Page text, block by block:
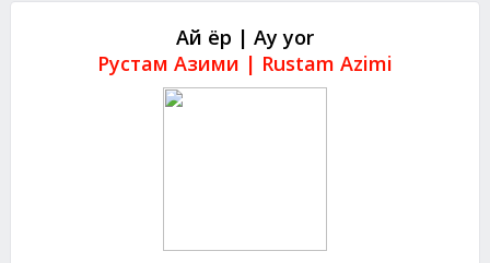
Ай ёр | Ay yor
Рустам Азими | Rustam Azimi